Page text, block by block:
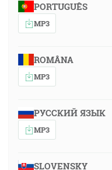
PORTUGUÊS
MP3
ROMÂNA
MP3
РУССКИЙ ЯЗЫК
MP3
SLOVENSKY